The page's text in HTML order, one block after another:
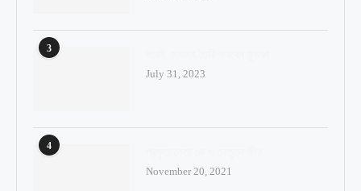
3
July 31, 2023
4
November 20, 2021